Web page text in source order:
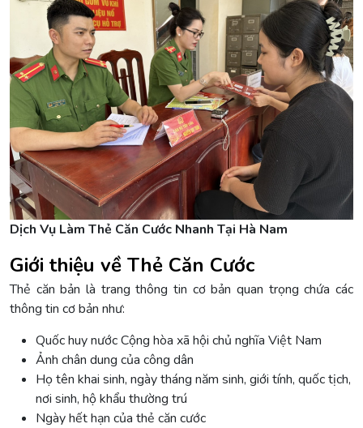
Dịch Vụ Làm Thẻ Căn Cước Nhanh Tại Hà Nam
Giới thiệu về Thẻ Căn Cước
Thẻ căn bản là trang thông tin cơ bản quan trọng chứa các
thông tin cơ bản như:
Quốc huy nước Cộng hòa xã hội chủ nghĩa Việt Nam
Ảnh chân dung của công dân
Họ tên khai sinh, ngày tháng năm sinh, giới tính, quốc tịch,
nơi sinh, hộ khẩu thường trú
Ngày hết hạn của thẻ căn cước